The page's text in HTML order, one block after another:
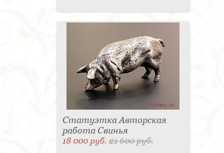
Статуэтка Авторская
работа Свинья
18 000 руб.21 600 руб.